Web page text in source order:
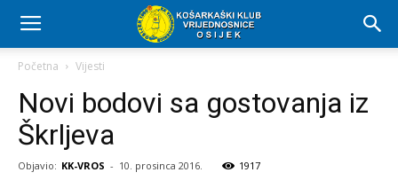
Početna Vijesti
Novi bodovi sa gostovanja iz
Škrljeva
Objavio: KK-VROS - 10. prosinca 2016. 1917